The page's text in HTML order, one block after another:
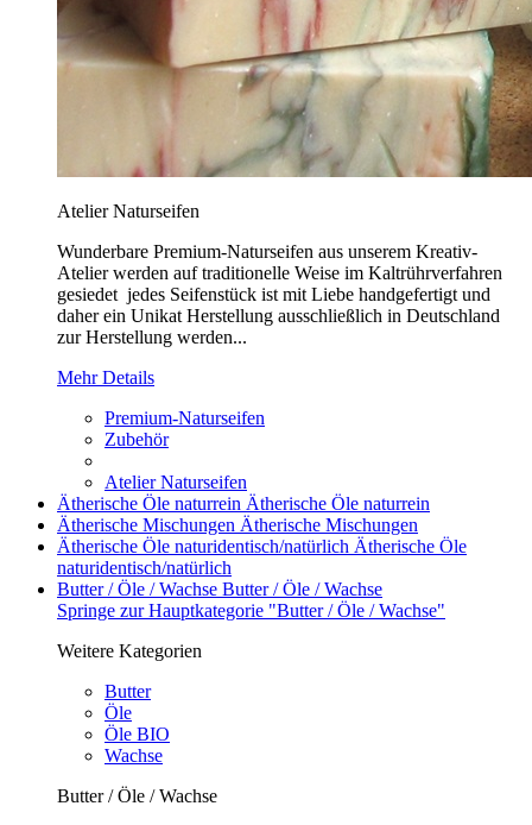
Atelier Naturseifen
Wunderbare Premium-Naturseifen aus unserem Kreativ-
Atelier werden auf traditionelle Weise im Kaltrührverfahren
gesiedet jedes Seifenstück ist mit Liebe handgefertigt und
daher ein Unikat Herstellung ausschließlich in Deutschland
zur Herstellung werden...
Mehr Details
Premium-Naturseifen
Zubehör
Atelier Naturseifen
Ätherische Öle naturrein Ätherische Öle naturrein
Ätherische Mischungen Ätherische Mischungen
Ätherische Öle naturidentisch/natürlich Ätherische Öle
naturidentisch/natürlich
Butter / Öle / Wachse Butter / Öle / Wachse
Springe zur Hauptkategorie "Butter / Öle / Wachse"
Weitere Kategorien
Butter
Öle
Öle BIO
Wachse
Butter / Öle / Wachse